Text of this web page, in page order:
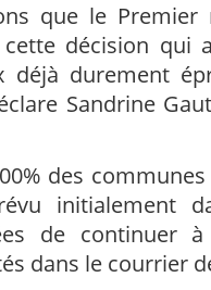
que le
décision qui
déjà durement
Sandrine
des
initialement
de continuer
dans le courrier